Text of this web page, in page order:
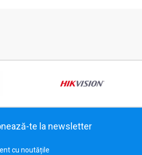
te la newsletter
cu noutățile